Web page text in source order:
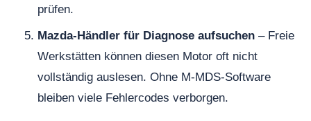
prüfen.
Mazda-Händler für Diagnose aufsuchen – Freie
Werkstätten können diesen Motor oft nicht
vollständig auslesen. Ohne M-MDS-Software
bleiben viele Fehlercodes verborgen.